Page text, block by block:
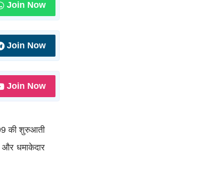
Join Now
Join Now
Join Now
की शुरुआती
धमाकेदार